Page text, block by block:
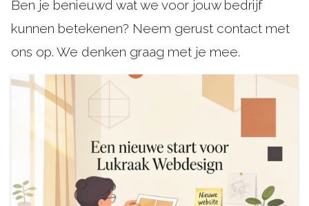
Ben je benieuwd wat we voor jouw bedrijf
kunnen betekenen? Neem gerust contact met
ons op. We denken graag met je mee.